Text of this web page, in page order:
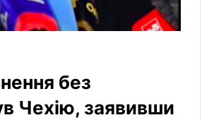
без
Чехію, заявивши